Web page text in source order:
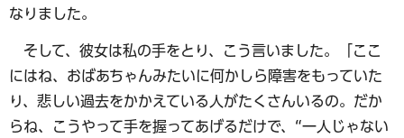
なりました。
そして、彼女は私の手をとり、こう言いました。「ここ
にはね、おばあちゃんみたいに何かしら障害をもっていた
り、悲しい過去をかかえている人がたくさんいるの。だか
らね、こうやって手を握ってあげるだけで、“一人じゃない